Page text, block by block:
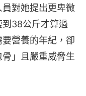
對她提出更卑微
38公斤才算過
營養的年紀，卻
」且嚴重威脅生